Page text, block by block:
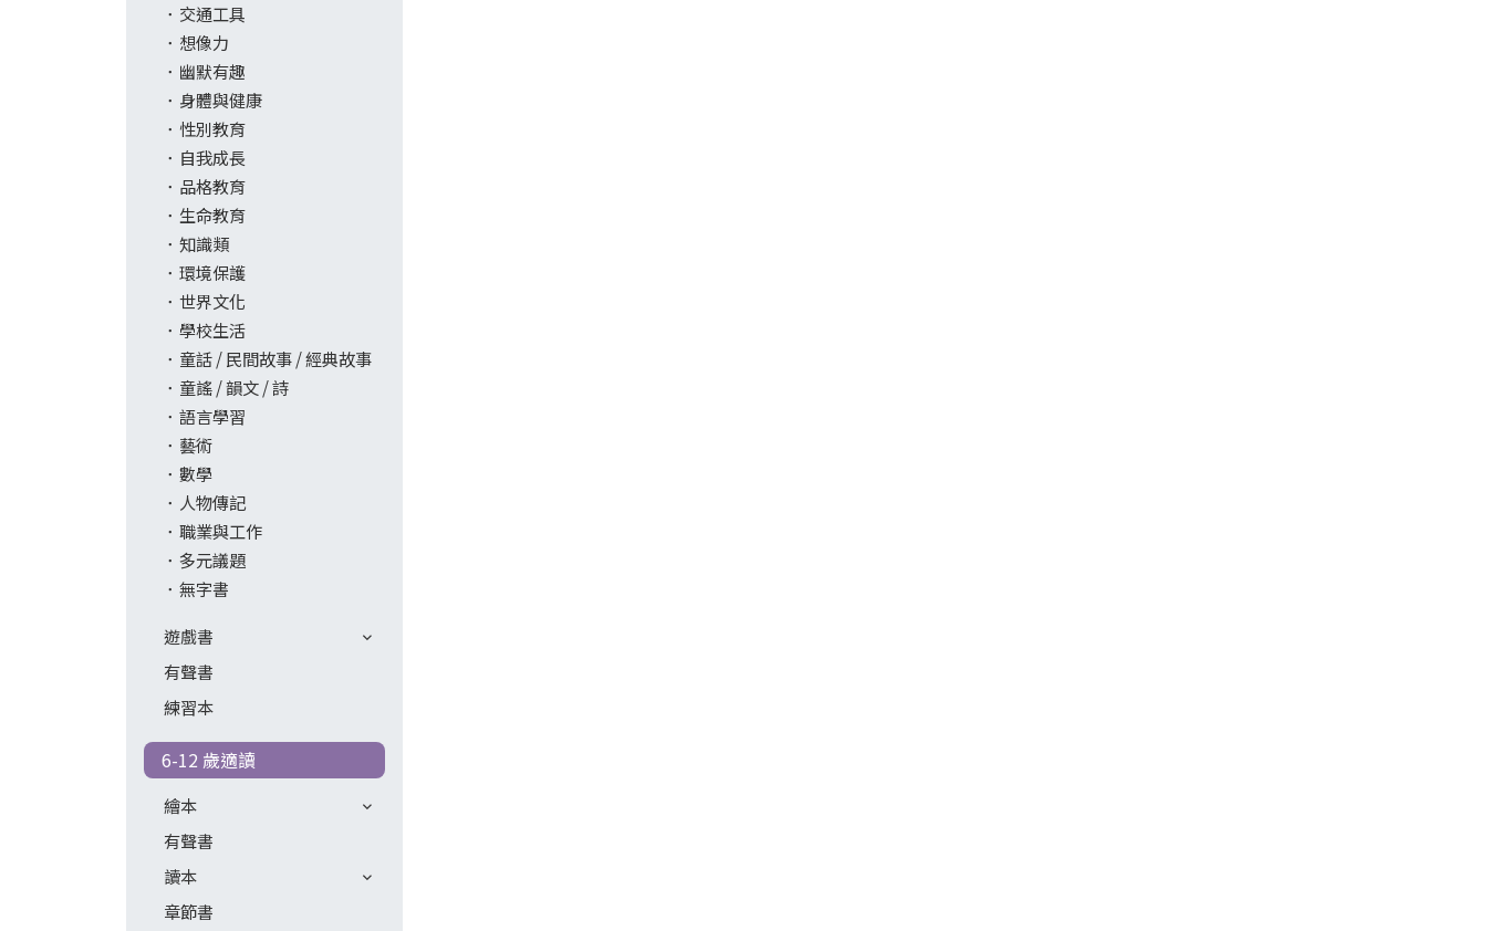
交通工具
想像力
幽默有趣
身體與健康
性別教育
自我成長
品格教育
生命教育
知識類
環境保護
世界文化
學校生活
童話 / 民間故事 / 經典故事
童謠 / 韻文 / 詩
語言學習
藝術
數學
人物傳記
職業與工作
多元議題
無字書
遊戲書
有聲書
練習本
6-12 歲適讀
繪本
有聲書
讀本
章節書